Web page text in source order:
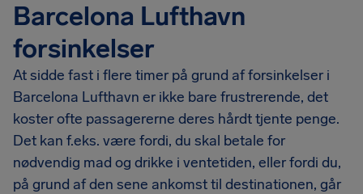
Barcelona Lufthavn
forsinkelser
At sidde fast i flere timer på grund af forsinkelser i
Barcelona Lufthavn er ikke bare frustrerende, det
koster ofte passagererne deres hårdt tjente penge.
Det kan f.eks. være fordi, du skal betale for
nødvendig mad og drikke i ventetiden, eller fordi du,
på grund af den sene ankomst til destinationen, går